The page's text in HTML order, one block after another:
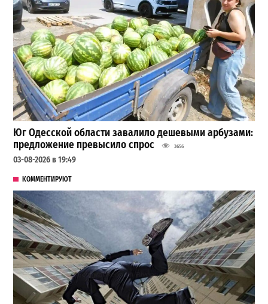
Юг Одесской области завалило дешевыми арбузами:
предложение превысило спрос
3656
03-08-2026 в 19:49
КОММЕНТИРУЮТ